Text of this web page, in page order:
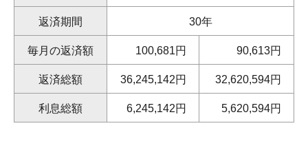
返済期間 30年
毎月の返済額 100,681円 90,613円
返済総額 36,245,142円 32,620,594円
利息総額 6,245,142円 5,620,594円